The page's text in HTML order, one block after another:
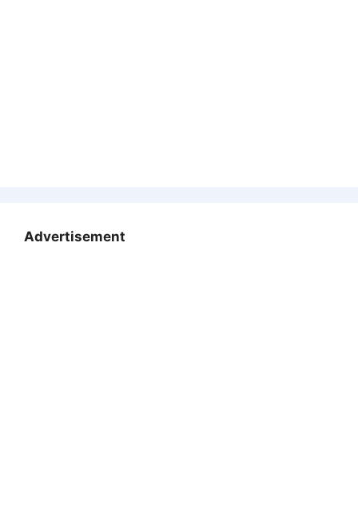
Advertisement